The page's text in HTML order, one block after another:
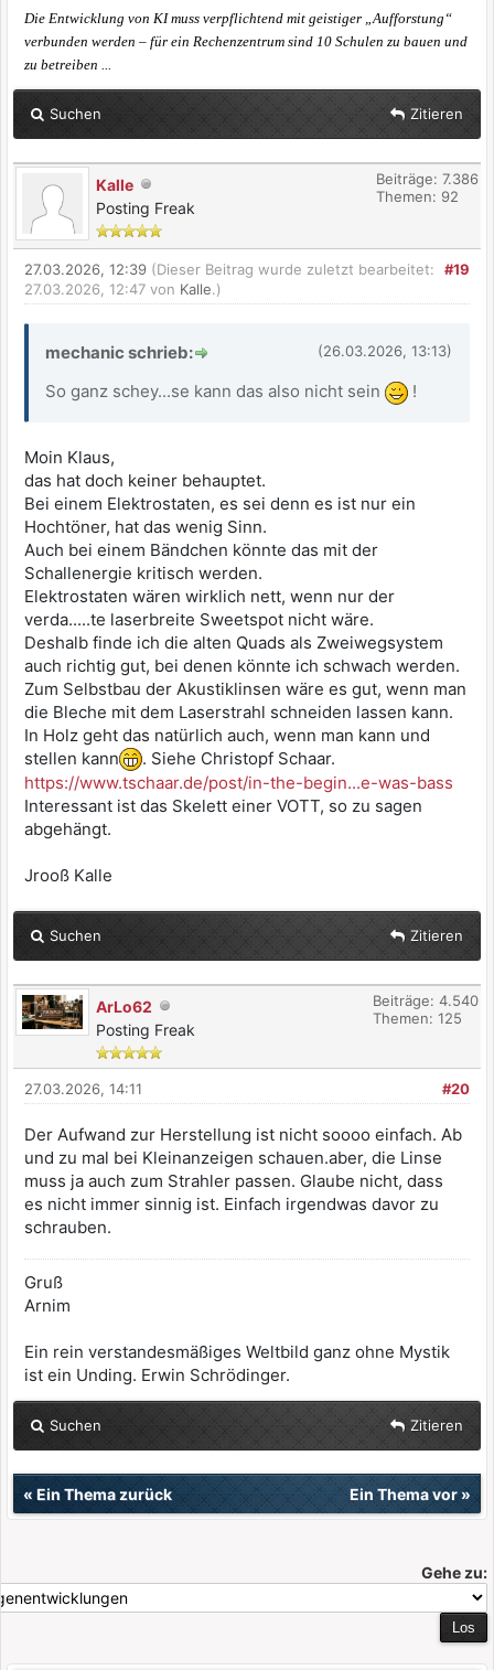
Die Entwicklung von KI muss verpflichtend mit geistiger „Aufforstung“
verbunden werden – für ein Rechenzentrum sind 10 Schulen zu bauen und
zu betreiben ...
Suchen Zitieren
Kalle
Posting Freak
Beiträge: 7.386
Themen: 92
#19
27.03.2026, 12:39 (Dieser Beitrag wurde zuletzt bearbeitet:
27.03.2026, 12:47 von Kalle.)
(26.03.2026, 13:13)
mechanic schrieb:
So ganz schey...se kann das also nicht sein
!
Moin Klaus,
das hat doch keiner behauptet.
Bei einem Elektrostaten, es sei denn es ist nur ein
Hochtöner, hat das wenig Sinn.
Auch bei einem Bändchen könnte das mit der
Schallenergie kritisch werden.
Elektrostaten wären wirklich nett, wenn nur der
verda.....te laserbreite Sweetspot nicht wäre.
Deshalb finde ich die alten Quads als Zweiwegsystem
auch richtig gut, bei denen könnte ich schwach werden.
Zum Selbstbau der Akustiklinsen wäre es gut, wenn man
die Bleche mit dem Laserstrahl schneiden lassen kann.
In Holz geht das natürlich auch, wenn man kann und
stellen kann
. Siehe Christopf Schaar.
https://www.tschaar.de/post/in-the-begin...e-was-bass
Interessant ist das Skelett einer VOTT, so zu sagen
abgehängt.
Jrooß Kalle
Suchen Zitieren
ArLo62
Posting Freak
Beiträge: 4.540
Themen: 125
#20
27.03.2026, 14:11
Der Aufwand zur Herstellung ist nicht soooo einfach. Ab
und zu mal bei Kleinanzeigen schauen.aber, die Linse
muss ja auch zum Strahler passen. Glaube nicht, dass
es nicht immer sinnig ist. Einfach irgendwas davor zu
schrauben.
Gruß
Arnim
Ein rein verstandesmäßiges Weltbild ganz ohne Mystik
ist ein Unding. Erwin Schrödinger.
Suchen Zitieren
« Ein Thema zurück Ein Thema vor»
Gehe zu: